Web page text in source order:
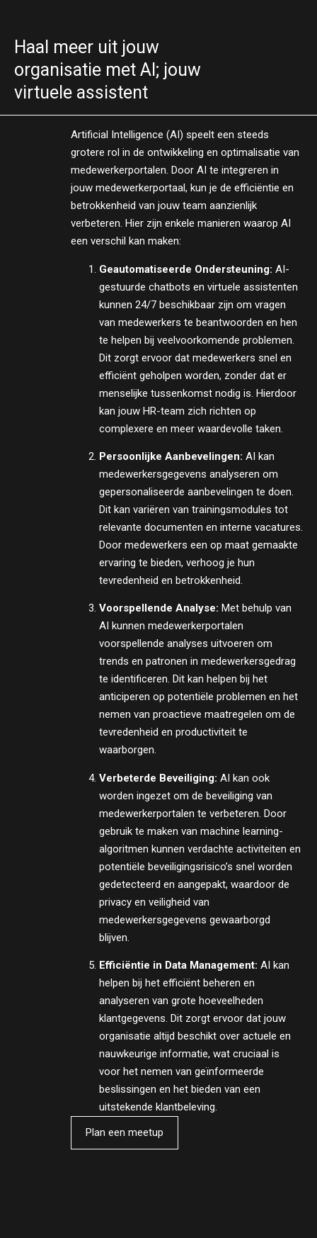
Haal meer uit jouw
organisatie met AI; jouw
virtuele assistent
Artificial Intelligence (AI) speelt een steeds
grotere rol in de ontwikkeling en optimalisatie van
medewerkerportalen. Door AI te integreren in
jouw medewerkerportaal, kun je de efficiëntie en
betrokkenheid van jouw team aanzienlijk
verbeteren. Hier zijn enkele manieren waarop AI
een verschil kan maken:
Geautomatiseerde Ondersteuning: AI-
gestuurde chatbots en virtuele assistenten
kunnen 24/7 beschikbaar zijn om vragen
van medewerkers te beantwoorden en hen
te helpen bij veelvoorkomende problemen.
Dit zorgt ervoor dat medewerkers snel en
efficiënt geholpen worden, zonder dat er
menselijke tussenkomst nodig is. Hierdoor
kan jouw HR-team zich richten op
complexere en meer waardevolle taken.
Persoonlijke Aanbevelingen: AI kan
medewerkersgegevens analyseren om
gepersonaliseerde aanbevelingen te doen.
Dit kan variëren van trainingsmodules tot
relevante documenten en interne vacatures.
Door medewerkers een op maat gemaakte
ervaring te bieden, verhoog je hun
tevredenheid en betrokkenheid.
Voorspellende Analyse: Met behulp van
AI kunnen medewerkerportalen
voorspellende analyses uitvoeren om
trends en patronen in medewerkersgedrag
te identificeren. Dit kan helpen bij het
anticiperen op potentiële problemen en het
nemen van proactieve maatregelen om de
tevredenheid en productiviteit te
waarborgen.
Verbeterde Beveiliging: AI kan ook
worden ingezet om de beveiliging van
medewerkerportalen te verbeteren. Door
gebruik te maken van machine learning-
algoritmen kunnen verdachte activiteiten en
potentiële beveiligingsrisico’s snel worden
gedetecteerd en aangepakt, waardoor de
privacy en veiligheid van
medewerkersgegevens gewaarborgd
blijven.
Efficiëntie in Data Management: AI kan
helpen bij het efficiënt beheren en
analyseren van grote hoeveelheden
klantgegevens. Dit zorgt ervoor dat jouw
organisatie altijd beschikt over actuele en
nauwkeurige informatie, wat cruciaal is
voor het nemen van geïnformeerde
beslissingen en het bieden van een
uitstekende klantbeleving.
Plan een meetup